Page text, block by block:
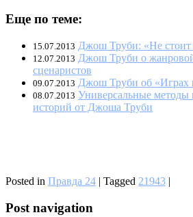
Еще по теме:
15.07.2013 Джош Труби: «Не стоит
12.07.2013 Джош Труби о
сценаристов
09.07.2013 Джош Труби об «Играх
08.07.2013 Универсальные методы
историй от Джоша Труби
Posted in Правда 24 | Tagged 21943 |
Post navigation